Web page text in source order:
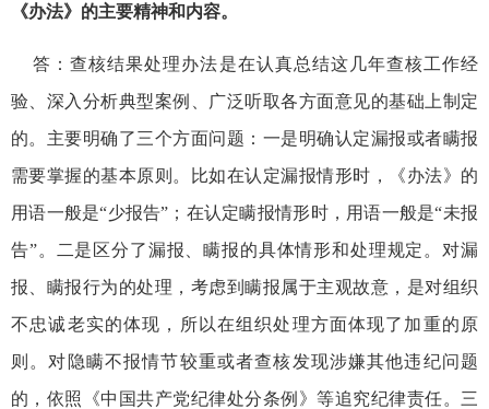
《办法》的主要精神和内容。
答：查核结果处理办法是在认真总结这几年查核工作经
验、深入分析典型案例、广泛听取各方面意见的基础上制定
的。主要明确了三个方面问题：一是明确认定漏报或者瞒报
需要掌握的基本原则。比如在认定漏报情形时，《办法》的
用语一般是“少报告”；在认定瞒报情形时，用语一般是“未报
告”。二是区分了漏报、瞒报的具体情形和处理规定。对漏
报、瞒报行为的处理，考虑到瞒报属于主观故意，是对组织
不忠诚老实的体现，所以在组织处理方面体现了加重的原
则。对隐瞒不报情节较重或者查核发现涉嫌其他违纪问题
的，依照《中国共产党纪律处分条例》等追究纪律责任。三